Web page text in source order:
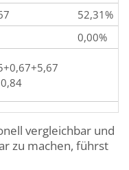
52,31%
0,00%
vergleichbar und
zu machen, führst